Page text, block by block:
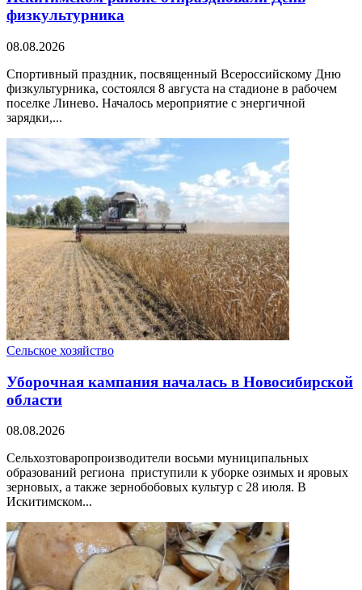
физкультурника
08.08.2026
Спортивный праздник, посвященный Всероссийскому Дню
физкультурника, состоялся 8 августа на стадионе в рабочем
поселке Линево. Началось мероприятие с энергичной
зарядки,...
Сельское хозяйство
Уборочная кампания началась в Новосибирской
области
08.08.2026
Сельхозтоваропроизводители восьми муниципальных
образований региона приступили к уборке озимых и яровых
зерновых, а также зернобобовых культур с 28 июля. В
Искитимском...